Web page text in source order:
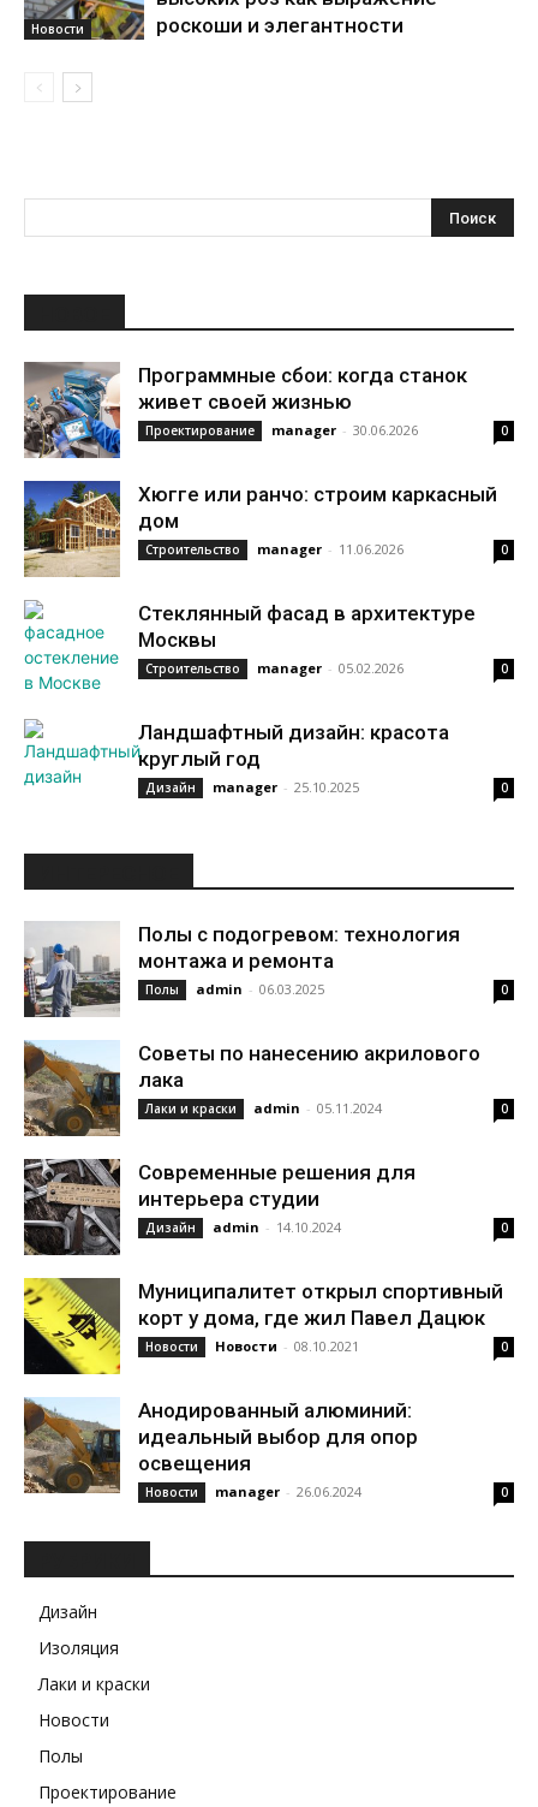
Новости
роскоши и элегантности
Программные сбои: когда станок
живет своей жизнью
Проектирование manager - 30.06.2026 0
Хюгге или ранчо: строим каркасный
дом
Строительство manager - 11.06.2026 0
Стеклянный фасад в архитектуре
Москвы
Строительство manager - 05.02.2026 0
Ландшафтный дизайн: красота
круглый год
Дизайн manager - 25.10.2025 0
Полы с подогревом: технология
монтажа и ремонта
Полы admin - 06.03.2025 0
Советы по нанесению акрилового
лака
Лаки и краски admin - 05.11.2024 0
Современные решения для
интерьера студии
Дизайн admin - 14.10.2024 0
Муниципалитет открыл спортивный
корт у дома, где жил Павел Дацюк
Новости Новости - 08.10.2021 0
Анодированный алюминий:
идеальный выбор для опор
освещения
Новости manager - 26.06.2024 0
Дизайн
Изоляция
Лаки и краски
Новости
Полы
Проектирование